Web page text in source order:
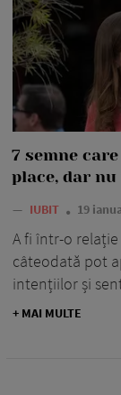
7 semne
place, dar
— IUBIT 19
A fi într-o
câteodată pot
intențiilor și
+ MAI MULTE